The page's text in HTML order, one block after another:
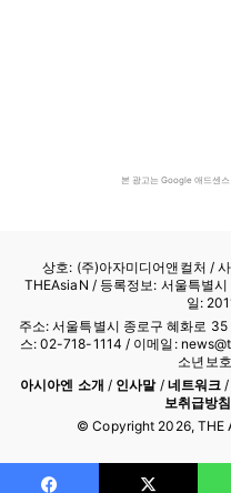
본 광고는 Google 애드센
상호: (주)아자미디어앤컬처 /
THEAsiaN / 등록정보: 서울특별
일:
주소: 서울특별시 종로구 혜화로
스: 02-718-1114 / 이메일:
소년보
아시아엔 소개 / 인사말/ 네트워크
보취급방침
© Copyright 2026, THE